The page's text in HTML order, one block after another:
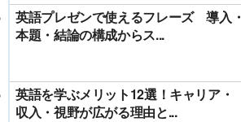
英語プレゼンで使えるフレーズ 導入・
本題・結論の構成からス...
英語を学ぶメリット12選！キャリア・
収入・視野が広がる理由と...